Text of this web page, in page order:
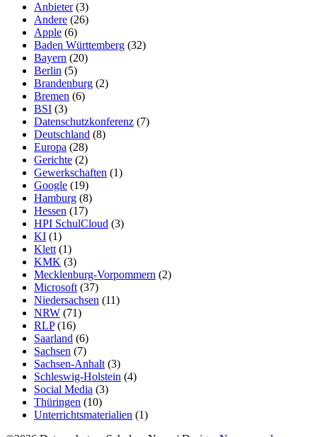
Anbieter(3)
Andere (26)
Apple (6)
Baden Württemberg (32)
Bayern (20)
Berlin (5)
Brandenburg (2)
Bremen (6)
BSI (3)
Datenschutzkonferenz (7)
Deutschland (8)
Europa (28)
Gerichte (2)
Gewerkschaften (1)
Google (19)
Hamburg (8)
Hessen (17)
HPI SchulCloud (3)
KI (1)
Klett (1)
KMK (3)
Mecklenburg-Vorpommern (2)
Microsoft (37)
Niedersachsen (11)
NRW (71)
RLP(16)
Saarland (6)
Sachsen (7)
Sachsen-Anhalt (3)
Schleswig-Holstein (4)
Social Media (3)
Thüringen (10)
Unterrichtsmaterialien (1)